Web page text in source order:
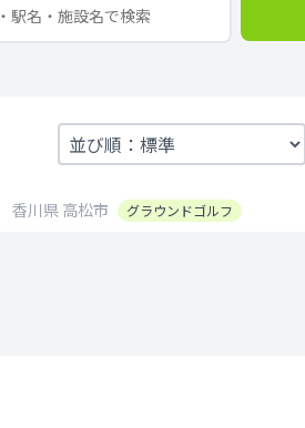
香川県 高松市 グラウンドゴルフ